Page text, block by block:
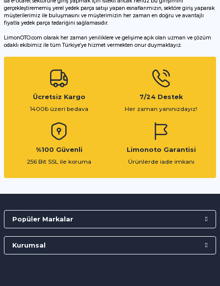
Bu ürüne benzer farklı alternatifler olmalı.
gerçekleştirememiş yerel yedek parça satışı yapan esnaflarımızın, sektöre giriş yaparak
müşterilerimiz ile buluşmasını ve müşterimizin her zaman en doğru ve avantajlı
fiyatla yedek parça tedariğini sağlamasıdır.
LimonOTO.com olarak her zaman yeniliklere ve gelişime açık olan uzman ve çözüm
odaklı ekibimiz ile tüm Türkiye’ye hizmet vermekten onur duymaktayız.
Ücretsiz Kargo
1400₺ üzeri bedava
7/24 Destek
Her zaman yanınızdayız!
%100 Güvenli
256 Bit SSL ile koruma
Limonoto Garantisi
Ürünlerde iade imkanı
Popüler Markalar
Kurumsal